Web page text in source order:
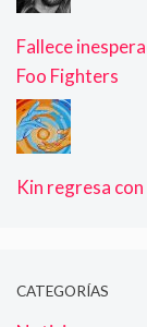
Fallece
Foo Fighters
Kin regresa
CATEGORÍAS